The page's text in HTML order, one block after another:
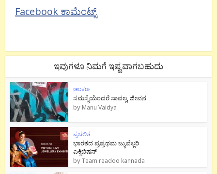
Facebook ಕಾಮೆಂಟ್ಸ್
ಇವುಗಳೂ ನಿಮಗೆ ಇಷ್ಟವಾಗಬಹುದು
ಅಂಕಣ
ಸಮಸ್ಯೆಯೆಂದರೆ ಸಾವಲ್ಲ, ಜೀವನ
by Manu Vaidya
ಪ್ರಚಲಿತ
ಭಾರತದ ಪ್ರಪ್ರಥಮ ಜ್ಯುವೆಲ್ಲರಿ
ಎಕ್ಸಿಬಿಷನ್
byTeam readoo kannada